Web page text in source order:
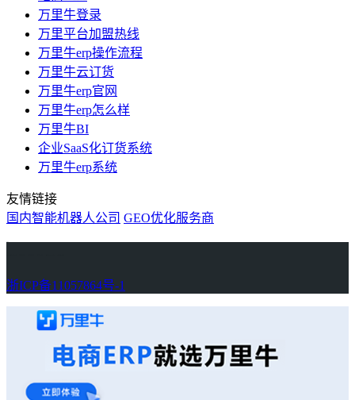
万里牛登录
万里平台加盟热线
万里牛erp操作流程
万里牛云订货
万里牛erp官网
万里牛erp怎么样
万里牛BI
企业SaaS化订货系统
万里牛erp系统
友情链接
国内智能机器人公司 GEO优化服务商
浙ICP备11057864号-1